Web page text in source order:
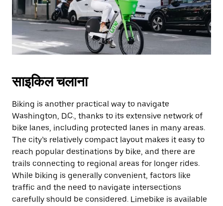
साइकिल चलाना
Biking is another practical way to navigate
Washington, D.C., thanks to its extensive network of
bike lanes, including protected lanes in many areas.
The city’s relatively compact layout makes it easy to
reach popular destinations by bike, and there are
trails connecting to regional areas for longer rides.
While biking is generally convenient, factors like
traffic and the need to navigate intersections
carefully should be considered. Limebike is available